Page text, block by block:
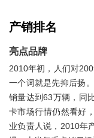
产销排名
亮点品牌
2010年初，人们对
一个词就是先抑后扬
销量达到63万辆，同
卡市场行情仍然看好
业负责人说，2010年